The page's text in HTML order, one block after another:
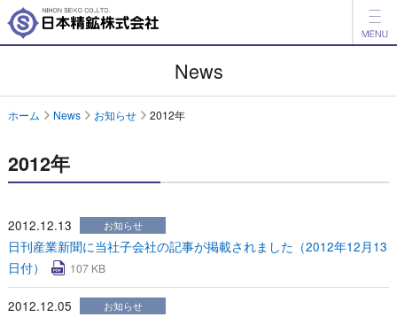
開発品情報
IR情報
採用情報
アグリ事業
News
ホーム News お知らせ 2012年
2012年
2012.12.13 お知らせ
日刊産業新聞に当社子会社の記事が掲載されました（2012年12月13
日付）
107 KB
2012.12.05 お知らせ